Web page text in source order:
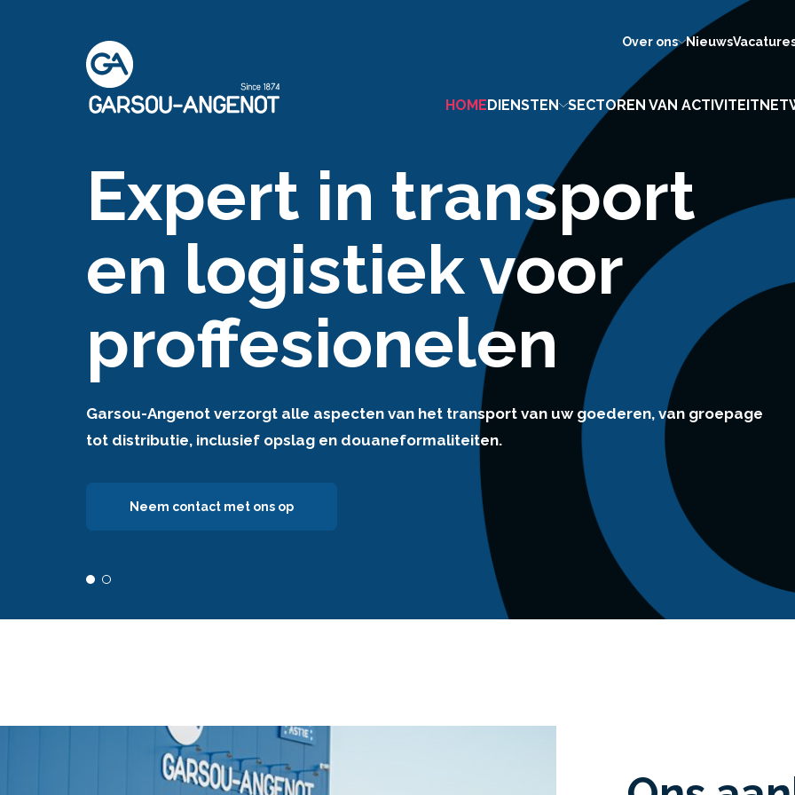
Over ons Nieuws
HOMEDIENSTEN SECTOREN VAN ACTIVITEIT
Expert in transport
en logistiek voor
proffesionelen
Garsou-Angenot verzorgt alle aspecten van het transport van uw goederen, van groepage
tot distributie, inclusief opslag en douaneformaliteiten.
Neem contact met ons op
Wereldwijde
leverancier van
goederen
Bij Garsou-Angenot beheren we al bijna 150 jaar al uw B2B transportbehoeften (weg, lucht,
zee), van het laadadres tot het punt van levering.
Ontdek onze waarden